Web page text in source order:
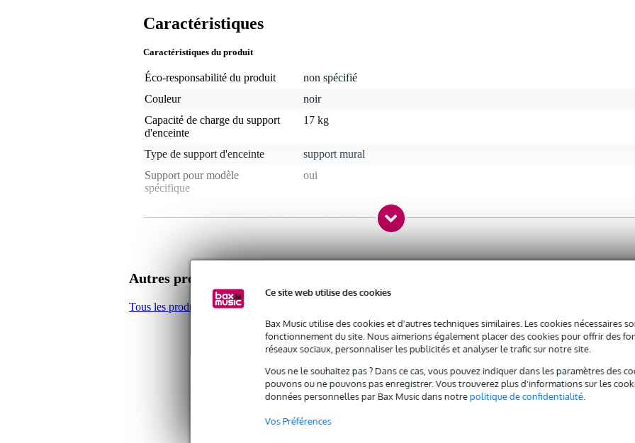
Ce site web utilise des cookies
Bax Music utilise des cookies et d'autres techniques similaires. Les cookies nécessaires
fonctionnement du site. Nous aimerions également placer des cookies pour offrir des
réseaux sociaux, personnaliser les publicités et analyser le trafic sur notre site.
Vous ne le souhaitez pas ? Dans ce cas, vous pouvez indiquer dans les paramètres des
pouvons ou ne pouvons pas enregistrer. Vous trouverez plus d'informations sur les
données personnelles par Bax Music dans notrepolitique de confidentialité.
Vos Préférences
Caractéristiques
Caractéristiques du produit
Éco-responsabilité du produit
non spécifié
Couleur
noir
Capacité de charge du support
d'enceinte
17 kg
Type de support d'enceinte
support mural
Support pour modèle
spécifique
oui
Le poids et les dimensions sont indiqués avec l'emballage inclus
2,2 kg
Dimensions
épaisseur du poteau : 35 mm
Autres produits de Electro-Voice
Tous les produits de Electro-Voice